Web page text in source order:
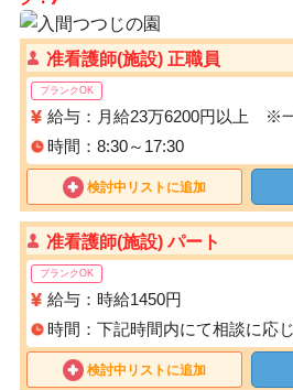
准看護師(施設) 正職員
ブランクOK
給与：月給23万6200円以上 ※
時間：8:30～17:30
検討中リストに追加
准看護師(施設) パート
ブランクOK
給与：時給1450円
時間：下記時間内にて相談に応
検討中リストに追加